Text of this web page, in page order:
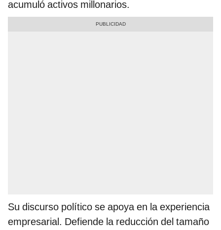
acumuló activos millonarios.
Su discurso político se apoya en la experiencia
empresarial. Defiende la reducción del tamaño